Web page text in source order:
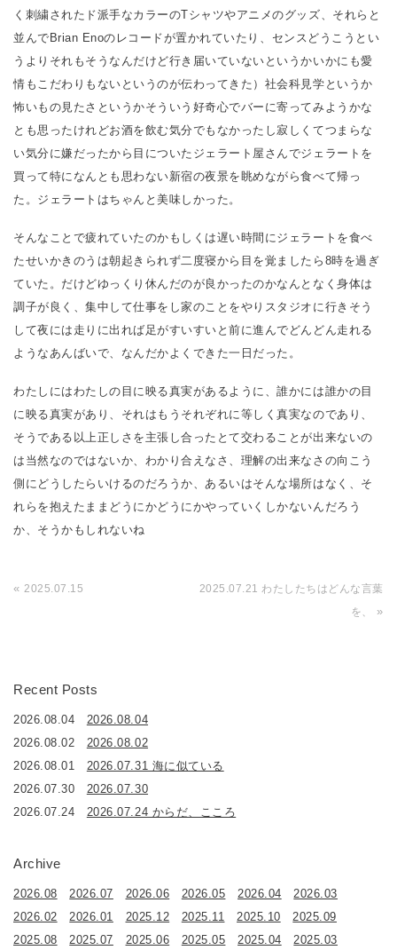
く刺繍されたド派手なカラーのTシャツやアニメのグッズ、それらと
並んでBrian Enoのレコードが置かれていたり、センスどうこうとい
うよりそれもそうなんだけど行き届いていないというかいかにも愛
情もこだわりもないというのが伝わってきた）社会科見学というか
怖いもの見たさというかそういう好奇心でバーに寄ってみようかな
とも思ったけれどお酒を飲む気分でもなかったし寂しくてつまらな
い気分に嫌だったから目についたジェラート屋さんでジェラートを
買って特になんとも思わない新宿の夜景を眺めながら食べて帰っ
た。ジェラートはちゃんと美味しかった。
そんなことで疲れていたのかもしくは遅い時間にジェラートを食べ
たせいかきのうは朝起きられず二度寝から目を覚ましたら8時を過ぎ
ていた。だけどゆっくり休んだのが良かったのかなんとなく身体は
調子が良く、集中して仕事をし家のことをやりスタジオに行きそう
して夜には走りに出れば足がすいすいと前に進んでどんどん走れる
ようなあんばいで、なんだかよくできた一日だった。
わたしにはわたしの目に映る真実があるように、誰かには誰かの目
に映る真実があり、それはもうそれぞれに等しく真実なのであり、
そうである以上正しさを主張し合ったとて交わることが出来ないの
は当然なのではないか、わかり合えなさ、理解の出来なさの向こう
側にどうしたらいけるのだろうか、あるいはそんな場所はなく、そ
れらを抱えたままどうにかどうにかやっていくしかないんだろう
か、そうかもしれないね
«2025.07.15
2025.07.21 わたしたちはどんな言葉
を、
»
Recent Posts
2026.08.04
2026.08.04
2026.08.02
2026.08.02
2026.08.01
2026.07.31 海に似ている
2026.07.30
2026.07.30
2026.07.24
2026.07.24 からだ、こころ
Archive
2026.08 2026.07 2026.06 2026.05 2026.04
2026.03
2026.02
2026.01 2025.12 2025.11 2025.10
2025.09
2025.08
2025.07 2025.06 2025.05 2025.04 2025.03